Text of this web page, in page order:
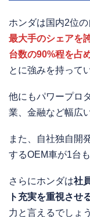
ホンダは国内2位の
最大手のシェアを
台数の90%程を占
とに強みを持って
他にもパワープロ
業、金融など幅広
また、自社独自開
するOEM車が1台
さらにホンダは社
ト充実を重視させ
力と言えるでしょう